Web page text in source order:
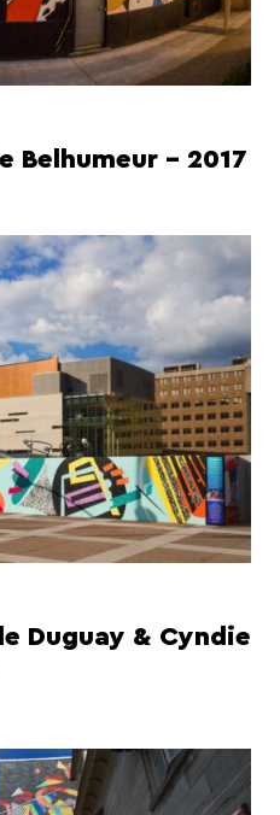
Belhumeur – 2017
Duguay & Cyndie